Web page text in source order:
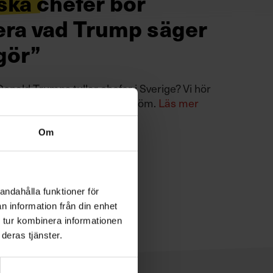
Om
funktioner för
information från din enhet
kombinera informationen
tjänster.
vad Trump säger
Trumps tullar chefer i Sverige? Vi hör
experten Andreas Utterström. Läs mer